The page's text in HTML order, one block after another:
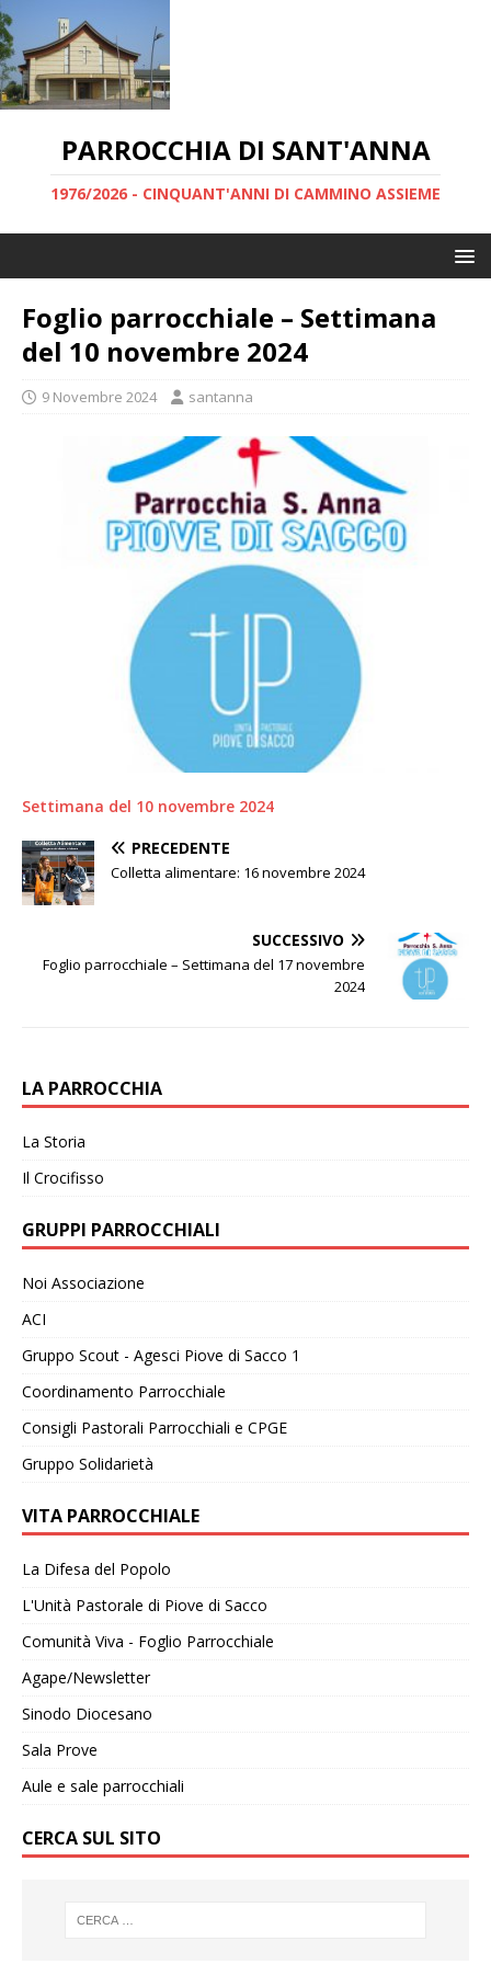
PARROCCHIA DI SANT'ANNA
1976/2026 - CINQUANT'ANNI DI CAMMINO ASSIEME
Foglio parrocchiale – Settimana
del 10 novembre 2024
9 Novembre 2024 santanna
Settimana del 10 novembre 2024
PRECEDENTE
Colletta alimentare: 16 novembre 2024
SUCCESSIVO
Foglio parrocchiale – Settimana del 17 novembre
2024
LA PARROCCHIA
La Storia
Il Crocifisso
GRUPPI PARROCCHIALI
Noi Associazione
ACI
Gruppo Scout - Agesci Piove di Sacco 1
Coordinamento Parrocchiale
Consigli Pastorali Parrocchiali e CPGE
Gruppo Solidarietà
VITA PARROCCHIALE
La Difesa del Popolo
L'Unità Pastorale di Piove di Sacco
Comunità Viva - Foglio Parrocchiale
Agape/Newsletter
Sinodo Diocesano
Sala Prove
Aule e sale parrocchiali
CERCA SUL SITO